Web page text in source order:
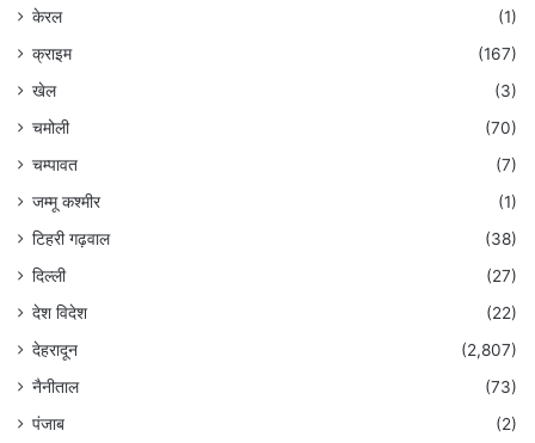
केरल
(1)
क्राइम
(167)
खेल
(3)
चमोली
(70)
चम्पावत
(7)
जम्मू कश्मीर
(1)
टिहरी गढ़वाल
(38)
दिल्ली
(27)
देश विदेश
(22)
देहरादून
(2,807)
नैनीताल
(73)
पंजाब
(2)